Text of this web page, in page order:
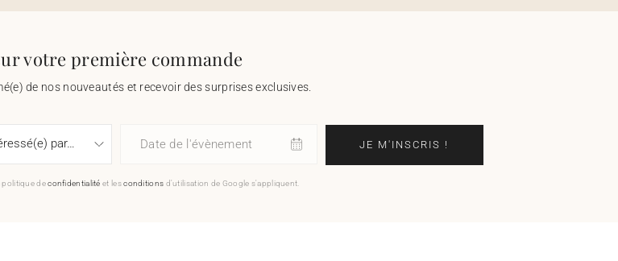
votre première commande
de nos nouveautés et recevoir des surprises exclusives.
Date de l'évènement JE M'INSCRIS !
politique deconfidentialité et lesconditions d'utilisation de Google s'appliquent.